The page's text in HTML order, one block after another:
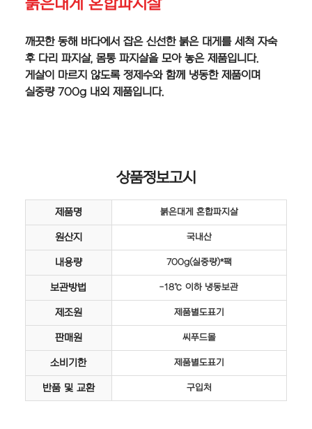
붉은대게 혼합파지살
깨끗한 동해 바다에서 잡은 신선한 붉은 대게를 세척 자숙
후 다리 파지살, 몸통 파지살을 모아 놓은 제품입니다.
게살이 마르지 않도록 정제수와 함께 냉동한 제품이며
실중량 700g 내외 제품입니다.
상품정보고시
제품명 붉은대게 혼합파지살
원산지 국내산
내용량 700g(실중량)*팩
보관방법 -18℃ 이하 냉동보관
제조원 제품별도표기
판매원 씨푸드몰
소비기한 제품별도표기
반품 및 교환 구입처